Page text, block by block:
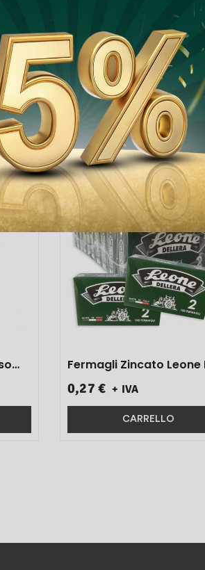
STESSA CATEGORIA
Fermagli Zincato Leone
0,27 € + IVA
CARRELLO